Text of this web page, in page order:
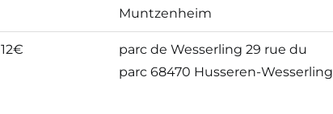
Muntzenheim
12€
parc de Wesserling 29 rue du
parc 68470 Husseren-Wesserling